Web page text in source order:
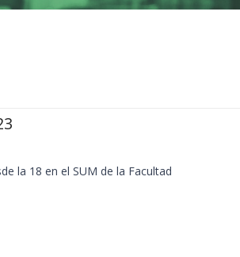
la 18 en el SUM de la Facultad